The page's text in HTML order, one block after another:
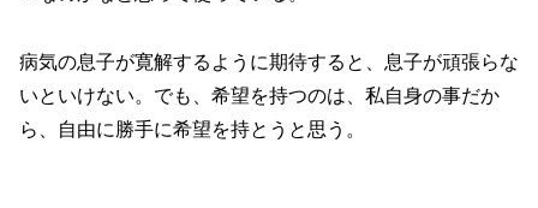
病気の息子が寛解するように期待すると、息子が頑張らな
いといけない。でも、希望を持つのは、私自身の事だか
ら、自由に勝手に希望を持とうと思う。